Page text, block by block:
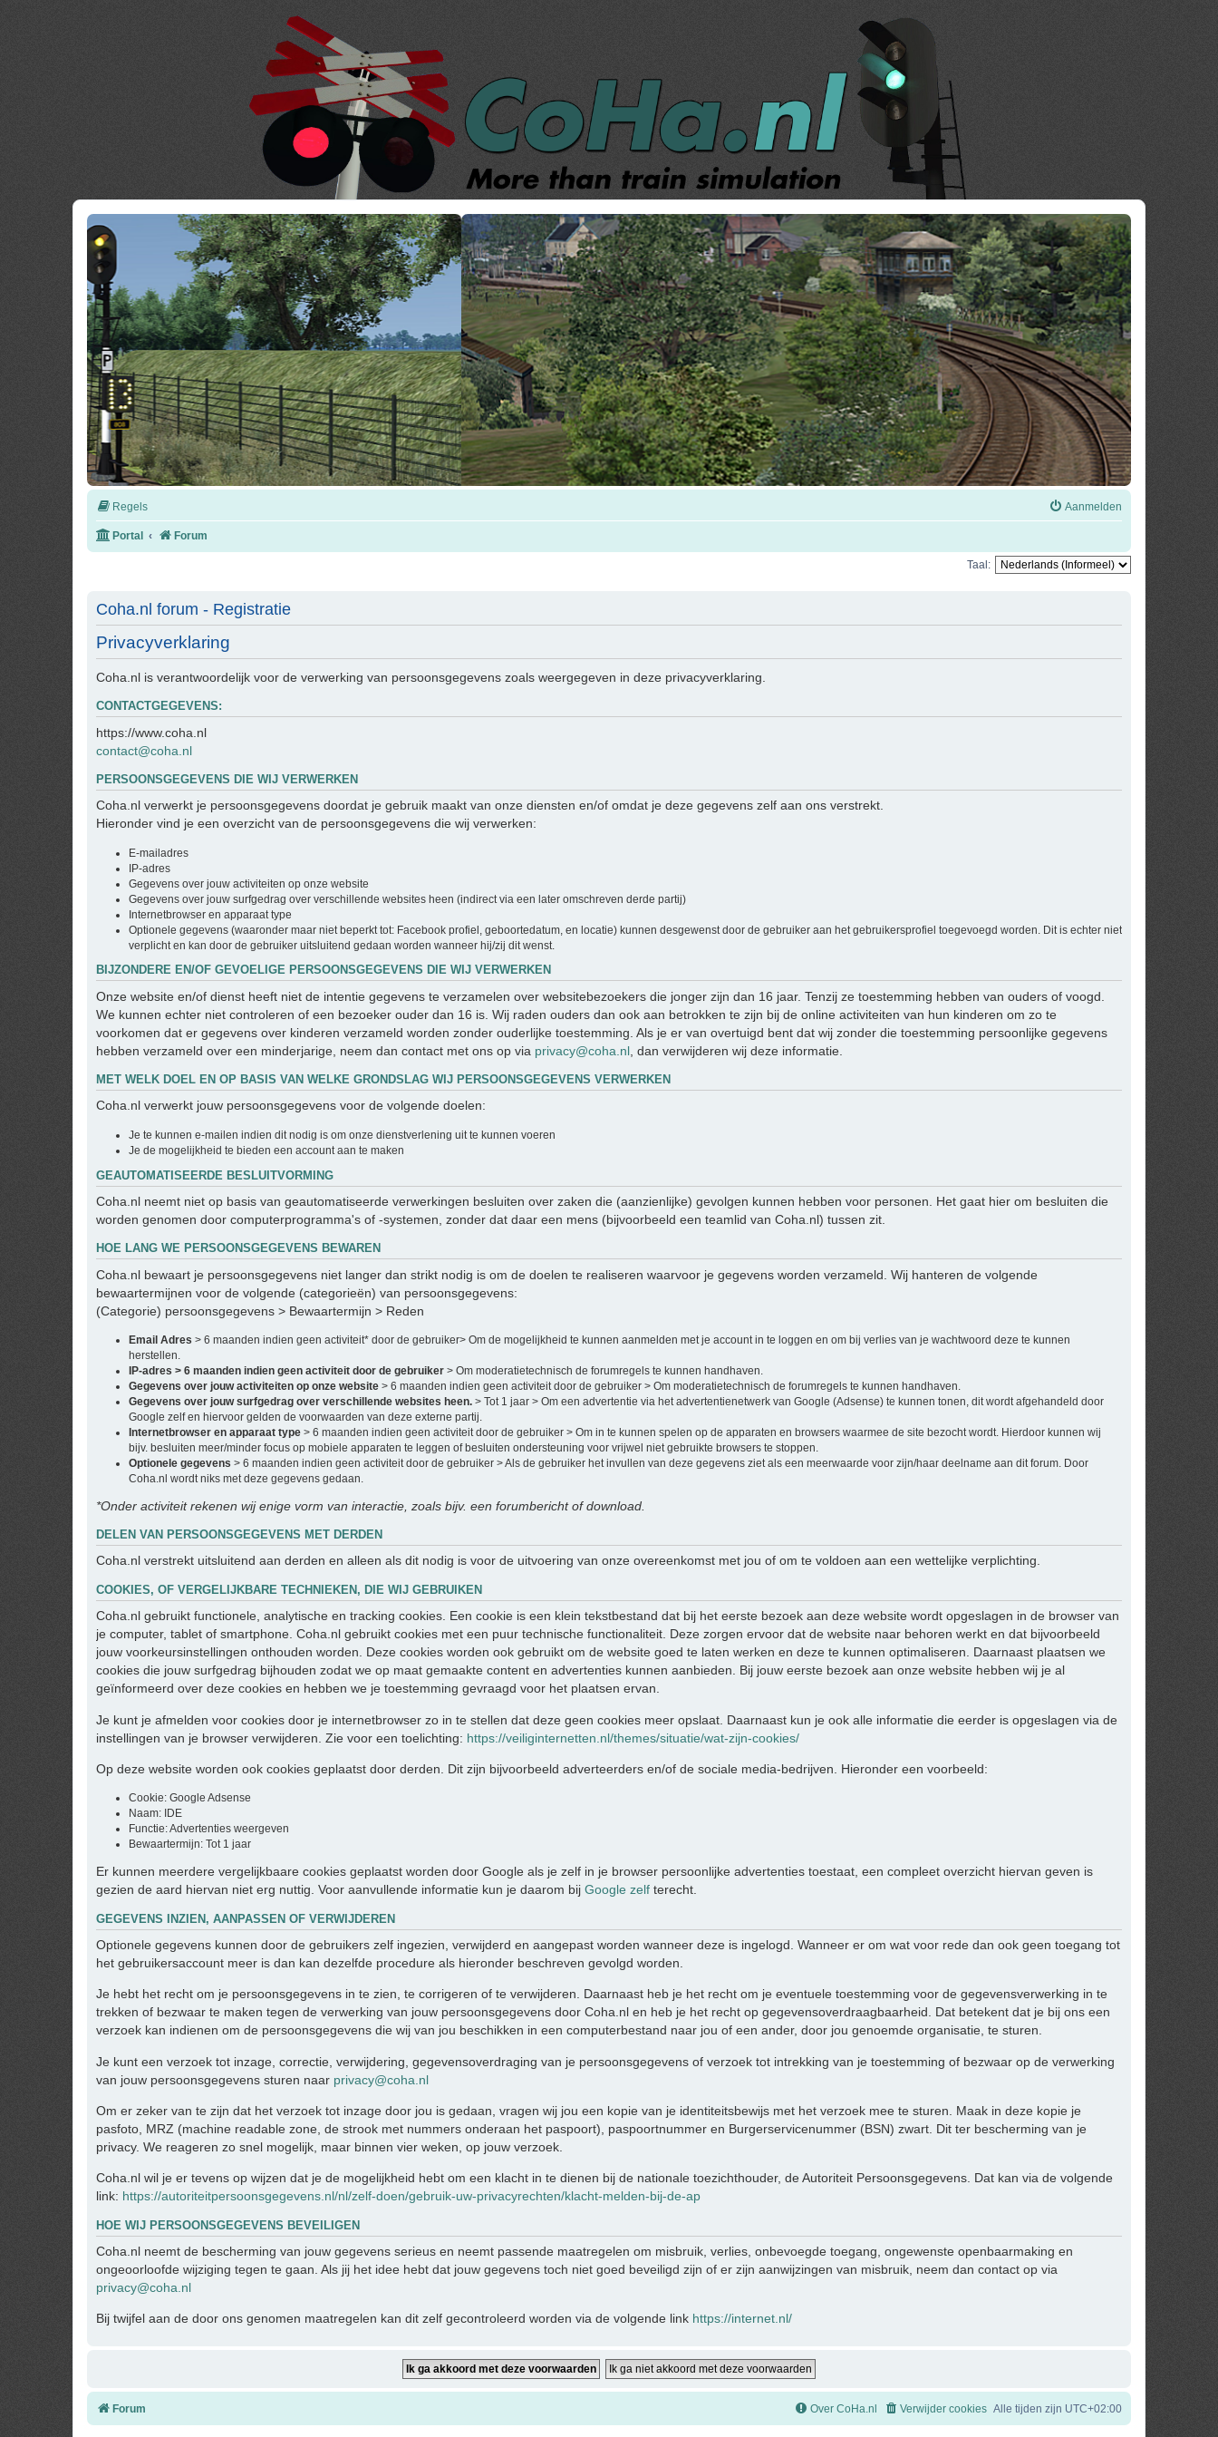
Regels Aanmelden
Portal Forum
Taal:
Coha.nl forum - Registratie
Privacyverklaring
Coha.nl is verantwoordelijk voor de verwerking van persoonsgegevens zoals weergegeven in deze privacyverklaring.
CONTACTGEGEVENS:
https://www.coha.nl
contact@coha.nl
PERSOONSGEGEVENS DIE WIJ VERWERKEN
Coha.nl verwerkt je persoonsgegevens doordat je gebruik maakt van onze diensten en/of omdat je deze gegevens zelf aan ons verstrekt.
Hieronder vind je een overzicht van de persoonsgegevens die wij verwerken:
E-mailadres
IP-adres
Gegevens over jouw activiteiten op onze website
Gegevens over jouw surfgedrag over verschillende websites heen (indirect via een later omschreven derde partij)
Internetbrowser en apparaat type
Optionele gegevens (waaronder maar niet beperkt tot: Facebook profiel, geboortedatum, en locatie) kunnen desgewenst door de gebruiker aan het gebruikersprofiel toegevoegd worden. Dit is echter niet
verplicht en kan door de gebruiker uitsluitend gedaan worden wanneer hij/zij dit wenst.
BIJZONDERE EN/OF GEVOELIGE PERSOONSGEGEVENS DIE WIJ VERWERKEN
Onze website en/of dienst heeft niet de intentie gegevens te verzamelen over websitebezoekers die jonger zijn dan 16 jaar. Tenzij ze toestemming hebben van ouders of voogd.
We kunnen echter niet controleren of een bezoeker ouder dan 16 is. Wij raden ouders dan ook aan betrokken te zijn bij de online activiteiten van hun kinderen om zo te
voorkomen dat er gegevens over kinderen verzameld worden zonder ouderlijke toestemming. Als je er van overtuigd bent dat wij zonder die toestemming persoonlijke gegevens
hebben verzameld over een minderjarige, neem dan contact met ons op via privacy@coha.nl , dan verwijderen wij deze informatie.
MET WELK DOEL EN OP BASIS VAN WELKE GRONDSLAG WIJ PERSOONSGEGEVENS VERWERKEN
Coha.nl verwerkt jouw persoonsgegevens voor de volgende doelen:
Je te kunnen e-mailen indien dit nodig is om onze dienstverlening uit te kunnen voeren
Je de mogelijkheid te bieden een account aan te maken
GEAUTOMATISEERDE BESLUITVORMING
Coha.nl neemt niet op basis van geautomatiseerde verwerkingen besluiten over zaken die (aanzienlijke) gevolgen kunnen hebben voor personen. Het gaat hier om besluiten die
worden genomen door computerprogramma's of -systemen, zonder dat daar een mens (bijvoorbeeld een teamlid van Coha.nl) tussen zit.
HOE LANG WE PERSOONSGEGEVENS BEWAREN
Coha.nl bewaart je persoonsgegevens niet langer dan strikt nodig is om de doelen te realiseren waarvoor je gegevens worden verzameld. Wij hanteren de volgende
bewaartermijnen voor de volgende (categorieën) van persoonsgegevens:
(Categorie) persoonsgegevens > Bewaartermijn > Reden
Email Adres > 6 maanden indien geen activiteit* door de gebruiker> Om de mogelijkheid te kunnen aanmelden met je account in te loggen en om bij verlies van je wachtwoord deze te kunnen
herstellen.
IP-adres > 6 maanden indien geen activiteit door de gebruiker > Om moderatietechnisch de forumregels te kunnen handhaven.
Gegevens over jouw activiteiten op onze website > 6 maanden indien geen activiteit door de gebruiker > Om moderatietechnisch de forumregels te kunnen handhaven.
Gegevens over jouw surfgedrag over verschillende websites heen. > Tot 1 jaar > Om een advertentie via het advertentienetwerk van Google (Adsense) te kunnen tonen, dit wordt afgehandeld door
Google zelf en hiervoor gelden de voorwaarden van deze externe partij.
Internetbrowser en apparaat type > 6 maanden indien geen activiteit door de gebruiker > Om in te kunnen spelen op de apparaten en browsers waarmee de site bezocht wordt. Hierdoor kunnen wij
bijv. besluiten meer/minder focus op mobiele apparaten te leggen of besluiten ondersteuning voor vrijwel niet gebruikte browsers te stoppen.
Optionele gegevens > 6 maanden indien geen activiteit door de gebruiker > Als de gebruiker het invullen van deze gegevens ziet als een meerwaarde voor zijn/haar deelname aan dit forum. Door
Coha.nl wordt niks met deze gegevens gedaan.
*Onder activiteit rekenen wij enige vorm van interactie, zoals bijv. een forumbericht of download.
DELEN VAN PERSOONSGEGEVENS MET DERDEN
Coha.nl verstrekt uitsluitend aan derden en alleen als dit nodig is voor de uitvoering van onze overeenkomst met jou of om te voldoen aan een wettelijke verplichting.
COOKIES, OF VERGELIJKBARE TECHNIEKEN, DIE WIJ GEBRUIKEN
Coha.nl gebruikt functionele, analytische en tracking cookies. Een cookie is een klein tekstbestand dat bij het eerste bezoek aan deze website wordt opgeslagen in de browser van
je computer, tablet of smartphone. Coha.nl gebruikt cookies met een puur technische functionaliteit. Deze zorgen ervoor dat de website naar behoren werkt en dat bijvoorbeeld
jouw voorkeursinstellingen onthouden worden. Deze cookies worden ook gebruikt om de website goed te laten werken en deze te kunnen optimaliseren. Daarnaast plaatsen we
cookies die jouw surfgedrag bijhouden zodat we op maat gemaakte content en advertenties kunnen aanbieden. Bij jouw eerste bezoek aan onze website hebben wij je al
geïnformeerd over deze cookies en hebben we je toestemming gevraagd voor het plaatsen ervan.
Je kunt je afmelden voor cookies door je internetbrowser zo in te stellen dat deze geen cookies meer opslaat. Daarnaast kun je ook alle informatie die eerder is opgeslagen via de
instellingen van je browser verwijderen. Zie voor een toelichting: https://veiliginternetten.nl/themes/situatie/wat-zijn-cookies/
Op deze website worden ook cookies geplaatst door derden. Dit zijn bijvoorbeeld adverteerders en/of de sociale media-bedrijven. Hieronder een voorbeeld:
Cookie: Google Adsense
Naam: IDE
Functie: Advertenties weergeven
Bewaartermijn: Tot 1 jaar
Er kunnen meerdere vergelijkbaare cookies geplaatst worden door Google als je zelf in je browser persoonlijke advertenties toestaat, een compleet overzicht hiervan geven is
gezien de aard hiervan niet erg nuttig. Voor aanvullende informatie kun je daarom bij Google zelf terecht.
GEGEVENS INZIEN, AANPASSEN OF VERWIJDEREN
Optionele gegevens kunnen door de gebruikers zelf ingezien, verwijderd en aangepast worden wanneer deze is ingelogd. Wanneer er om wat voor rede dan ook geen toegang tot
het gebruikersaccount meer is dan kan dezelfde procedure als hieronder beschreven gevolgd worden.
Je hebt het recht om je persoonsgegevens in te zien, te corrigeren of te verwijderen. Daarnaast heb je het recht om je eventuele toestemming voor de gegevensverwerking in te
trekken of bezwaar te maken tegen de verwerking van jouw persoonsgegevens door Coha.nl en heb je het recht op gegevensoverdraagbaarheid. Dat betekent dat je bij ons een
verzoek kan indienen om de persoonsgegevens die wij van jou beschikken in een computerbestand naar jou of een ander, door jou genoemde organisatie, te sturen.
Je kunt een verzoek tot inzage, correctie, verwijdering, gegevensoverdraging van je persoonsgegevens of verzoek tot intrekking van je toestemming of bezwaar op de verwerking
van jouw persoonsgegevens sturen naar privacy@coha.nl
Om er zeker van te zijn dat het verzoek tot inzage door jou is gedaan, vragen wij jou een kopie van je identiteitsbewijs met het verzoek mee te sturen. Maak in deze kopie je
pasfoto, MRZ (machine readable zone, de strook met nummers onderaan het paspoort), paspoortnummer en Burgerservicenummer (BSN) zwart. Dit ter bescherming van je
privacy. We reageren zo snel mogelijk, maar binnen vier weken, op jouw verzoek.
Coha.nl wil je er tevens op wijzen dat je de mogelijkheid hebt om een klacht in te dienen bij de nationale toezichthouder, de Autoriteit Persoonsgegevens. Dat kan via de volgende
link: https://autoriteitpersoonsgegevens.nl/nl/zelf-doen/gebruik-uw-privacyrechten/klacht-melden-bij-de-ap
HOE WIJ PERSOONSGEGEVENS BEVEILIGEN
Coha.nl neemt de bescherming van jouw gegevens serieus en neemt passende maatregelen om misbruik, verlies, onbevoegde toegang, ongewenste openbaarmaking en
ongeoorloofde wijziging tegen te gaan. Als jij het idee hebt dat jouw gegevens toch niet goed beveiligd zijn of er zijn aanwijzingen van misbruik, neem dan contact op via
privacy@coha.nl
Bij twijfel aan de door ons genomen maatregelen kan dit zelf gecontroleerd worden via de volgende link https://internet.nl/
Forum Alle tijden zijn UTC+02:00
Verwijder cookies
Over CoHa.nl